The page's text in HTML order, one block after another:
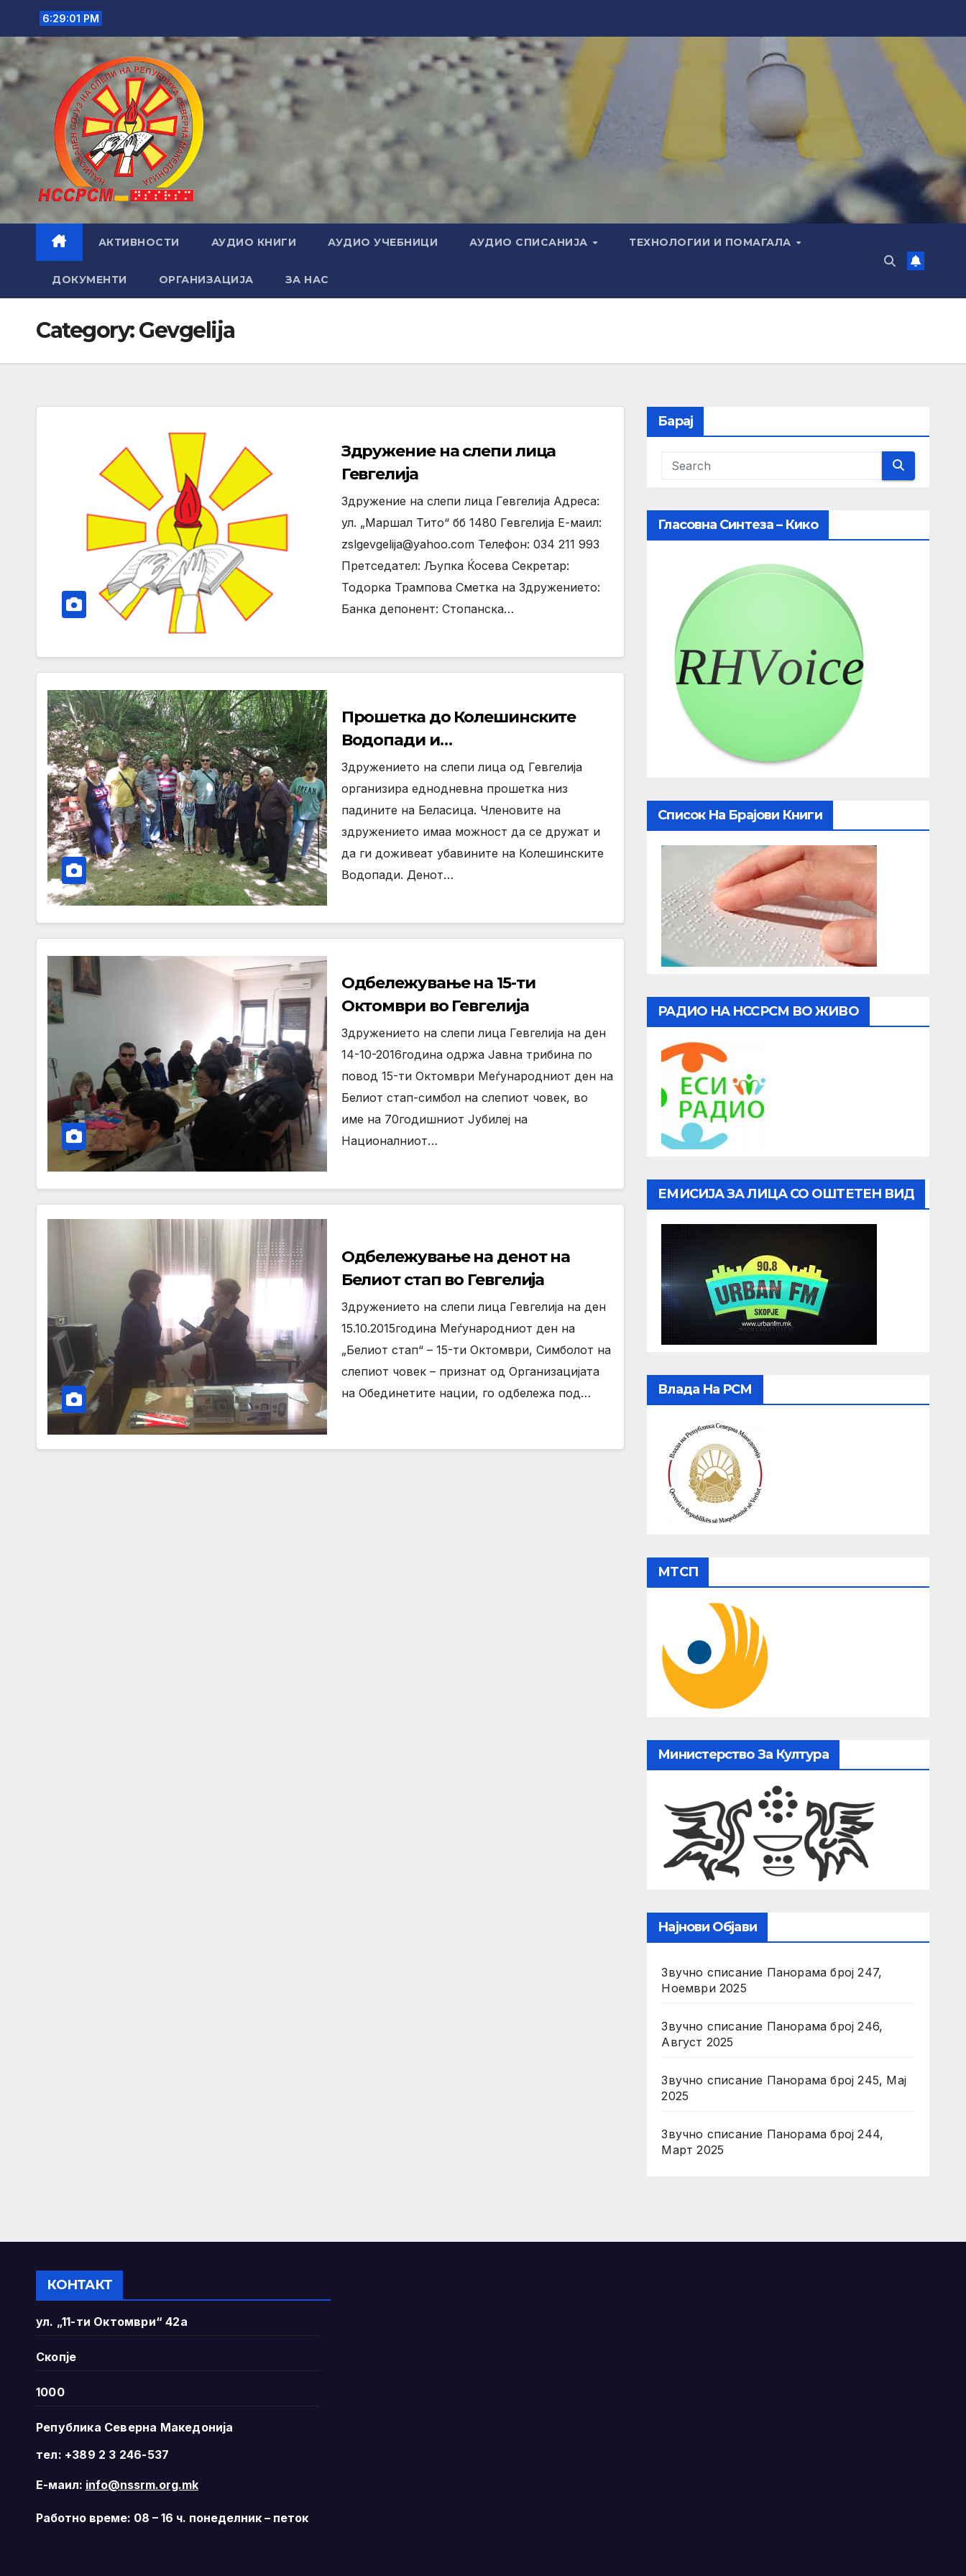
content
6:29:02 PM
АКТИВНОСТИ АУДИО КНИГИ АУДИО УЧЕБНИЦИ АУДИО СПИСАНИЈА ТЕХНОЛОГИИ И ПОМАГАЛА
ДОКУМЕНТИ ОРГАНИЗАЦИЈА ЗА НАС
Category:Gevgelija
Здружение на слепи лица
Гевгелија
Здружение на слепи лица Гевгелија Адреса:
ул. „Маршал Тито“ бб 1480 Гевгелија Е-маил:
zslgevgelija@yahoo.com Телефон: 034 211 993
Претседател: Љупка Ќосева Секретар:
Тодорка Трампова Сметка на Здружението:
Банка депонент: Стопанска…
Прошетка до Колешинските
Водопади и
комплексот„Лебедово Езеро“
Здружението на слепи лица од Гевгелија
организира еднодневна прошетка низ
падините на Беласица. Членовите на
здружението имаа можност да се дружат и
да ги доживеат убавините на Колешинските
Водопади. Денот…
Одбележување на 15-ти
Октомври во Гевгелија
Здружението на слепи лица Гевгелија на ден
14-10-2016година одржа Јавна трибина по
повод 15-ти Октомври Меѓународниот ден на
Белиот стап-симбол на слепиот човек, во
име на 70годишниот Јубилеј на
Националниот…
Одбележување на денот на
Белиот стап во Гевгелија
Здружението на слепи лица Гевгелија на ден
15.10.2015година Меѓународниот ден на
„Белиот стап“ – 15-ти Октомври, Симболот на
слепиот човек – признат од Организацијата
на Обединетите нации, го одбележа под…
Барај
Гласовна Синтеза – Кико
Список На Брајови Книги
РАДИО НА НССРСМ ВО ЖИВО
ЕМИСИЈА ЗА ЛИЦА СО ОШТЕТЕН ВИД
Влада На РСМ
МТСП
Министерство За Култура
Најнови Објави
Звучно списание Панорама број 247,
Ноември 2025
Звучно списание Панорама број 246,
Август 2025
Звучно списание Панорама број 245, Мај
2025
Звучно списание Панорама број 244,
Март 2025
КОНТАКТ
ул. „11-ти Октомври“ 42а
Скопје
1000
Република Северна Македонија
тел: +389 2 3 246-537
Е-маил: info@nssrm.org.mk
Работно време: 08 – 16 ч. понеделник – петок